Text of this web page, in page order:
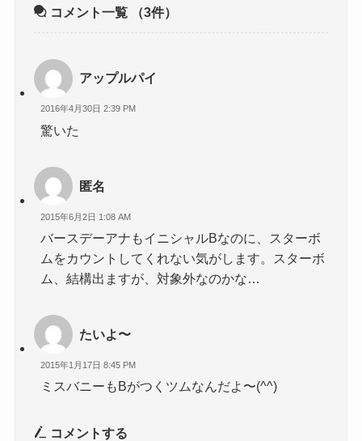
コメント一覧 （3件）
アップルパイ
2016年4月30日 2:39 PM
驚いた
匿名
2015年6月2日 1:08 AM
バースデーアナもイニシャルBなのに、スターボ
ムをカウントしてくれない気がします。スターボ
ム、結構出ますが、対象外なのかな…
たいよ〜
2015年1月17日 8:45 PM
ミスバニーもBがつくツムなんだよ〜(^^)
コメントする